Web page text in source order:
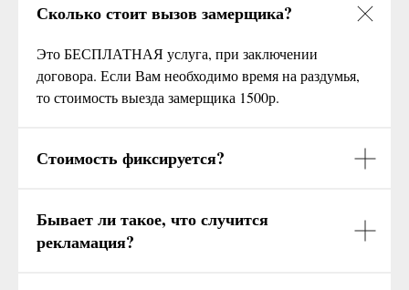
Сколько стоит вызов замерщика?
Это БЕСПЛАТНАЯ услуга, при заключении
договора. Если Вам необходимо время на раздумья,
то стоимость выезда замерщика 1500р.
Стоимость фиксируется?
Бывает ли такое, что случится
рекламация?